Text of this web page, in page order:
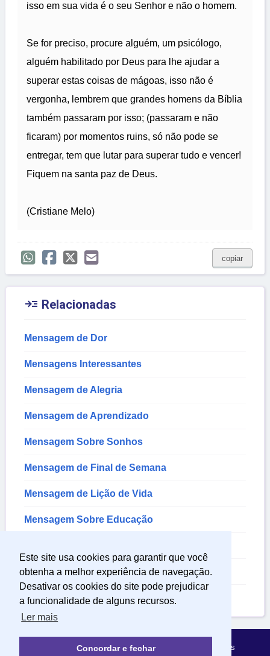
Este site usa cookies para garantir que você
obtenha a melhor experiência de navegação.
Desativar os cookies do site pode prejudicar
a funcionalidade de alguns recursos.
Ler mais
Concordar e fechar
isso em sua vida é o seu Senhor e não o homem.
Se for preciso, procure alguém, um psicólogo,
alguém habilitado por Deus para lhe ajudar a
superar estas coisas de mágoas, isso não é
vergonha, lembrem que grandes homens da Bíblia
também passaram por isso; (passaram e não
ficaram) por momentos ruins, só não pode se
entregar, tem que lutar para superar tudo e vencer!
Fiquem na santa paz de Deus.
(Cristiane Melo)
copiar
 Relacionadas
Mensagem de Dor
Mensagens Interessantes
Mensagem de Alegria
Mensagem de Aprendizado
Mensagem Sobre Sonhos
Mensagem de Final de Semana
Mensagem de Lição de Vida
Mensagem Sobre Educação
Mensagem de Tristeza
Textos Sobre a Vida
Política de Privacidade Sobre Mensagens Mágicas